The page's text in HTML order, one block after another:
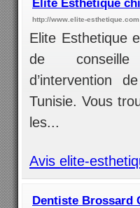
Elite Esthetique
http://www.elite-esthetique.com
Elite Esthetique
de conseille
d’intervention
Tunisie. Vous
les...
Avis elite-
Dentiste Brossard